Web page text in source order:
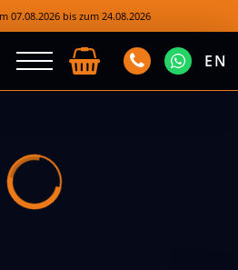
07.08.2026 bis zum 24.08.2026
EN